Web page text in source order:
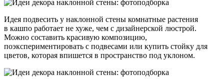
Идея подвесить у наклонной стены комнатные растения
в кашпо работает не хуже, чем с дизайнерской люстрой.
Можно составить красивую композицию,
поэкспериментировать с подвесами или купить стойку для
цветов, которая впишется в пространство под уклоном.